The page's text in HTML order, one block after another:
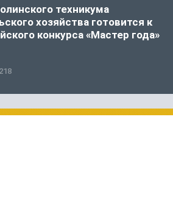
техникума
хозяйства готовится к
конкурса «Мастер года»